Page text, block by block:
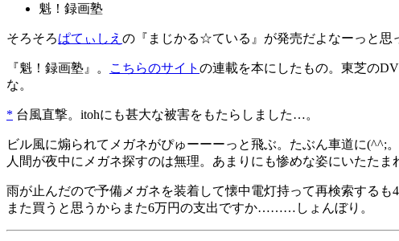
魁！録画塾
そろそろぱてぃしえ の『まじかる☆ている』が発売だよなーっと思
『魁！録画塾』。 こちらのサイト の連載を本にしたもの。東芝の
な。
* 台風直撃。itohにも甚大な被害をもたらしました…。
ビル風に煽られてメガネがぴゅーーーっと飛ぶ。たぶん車道に
人間が夜中にメガネ探すのは無理。あまりにも惨めな姿にいたたま
雨が止んだので予備メガネを装着して懐中電灯持って再検索する
また買うと思うからまた6万円の支出ですか………しょんぼり。